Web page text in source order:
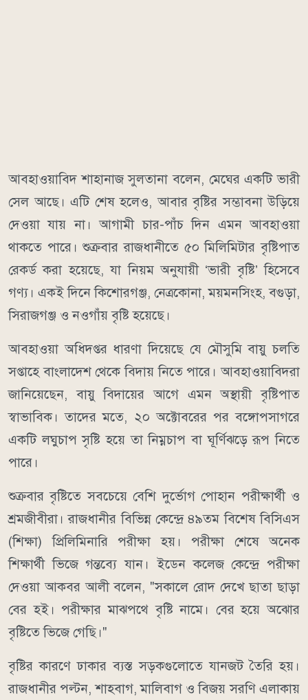
আবহাওয়াবিদ শাহানাজ সুলতানা বলেন, মেঘের একটি ভারী
সেল আছে। এটি শেষ হলেও, আবার বৃষ্টির সম্ভাবনা উড়িয়ে
দেওয়া যায় না। আগামী চার-পাঁচ দিন এমন আবহাওয়া
থাকতে পারে। শুক্রবার রাজধানীতে ৫০ মিলিমিটার বৃষ্টিপাত
রেকর্ড করা হয়েছে, যা নিয়ম অনুযায়ী ‘ভারী বৃষ্টি’ হিসেবে
গণ্য। একই দিনে কিশোরগঞ্জ, নেত্রকোনা, ময়মনসিংহ, বগুড়া,
সিরাজগঞ্জ ও নওগাঁয় বৃষ্টি হয়েছে।
আবহাওয়া অধিদপ্তর ধারণা দিয়েছে যে মৌসুমি বায়ু চলতি
সপ্তাহে বাংলাদেশ থেকে বিদায় নিতে পারে। আবহাওয়াবিদরা
জানিয়েছেন, বায়ু বিদায়ের আগে এমন অস্থায়ী বৃষ্টিপাত
স্বাভাবিক। তাদের মতে, ২০ অক্টোবরের পর বঙ্গোপসাগরে
একটি লঘুচাপ সৃষ্টি হয়ে তা নিম্নচাপ বা ঘূর্ণিঝড়ে রূপ নিতে
পারে।
শুক্রবার বৃষ্টিতে সবচেয়ে বেশি দুর্ভোগ পোহান পরীক্ষার্থী ও
শ্রমজীবীরা। রাজধানীর বিভিন্ন কেন্দ্রে ৪৯তম বিশেষ বিসিএস
(শিক্ষা) প্রিলিমিনারি পরীক্ষা হয়। পরীক্ষা শেষে অনেক
শিক্ষার্থী ভিজে গন্তব্যে যান। ইডেন কলেজ কেন্দ্রে পরীক্ষা
দেওয়া আকবর আলী বলেন, "সকালে রোদ দেখে ছাতা ছাড়া
বের হই। পরীক্ষার মাঝপথে বৃষ্টি নামে। বের হয়ে অঝোর
বৃষ্টিতে ভিজে গেছি।"
বৃষ্টির কারণে ঢাকার ব্যস্ত সড়কগুলোতে যানজট তৈরি হয়।
রাজধানীর পল্টন, শাহবাগ, মালিবাগ ও বিজয় সরণি এলাকায়